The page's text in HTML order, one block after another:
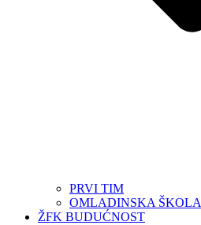
PRVI TIM
OMLADINSKA ŠKOLA
ŽFK BUDUĆNOST